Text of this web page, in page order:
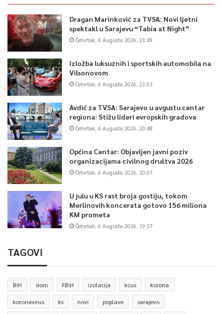
Dragan Marinković za TVSA: Novi ljetni
spektakl u Sarajevu “Tabia at Night”
Četvrtak, 6 Augusta 2026, 21:49
Izložba luksuznih i sportskih automobila na
Vilsonovom
Četvrtak, 6 Augusta 2026, 21:03
Avdić za TVSA: Sarajevo u avgustu centar
regiona: Stižu lideri evropskih gradova
Četvrtak, 6 Augusta 2026, 20:48
Općina Centar: Objavljen javni poziv
organizacijama civilnog društva 2026
Četvrtak, 6 Augusta 2026, 20:07
U julu u KS rast broja gostiju, tokom
Merlinovih koncerata gotovo 156 miliona
KM prometa
Četvrtak, 6 Augusta 2026, 19:37
TAGOVI
BiH dom FBiH izolacija kcus korona
koronavirus ks novi poplave sarajevo